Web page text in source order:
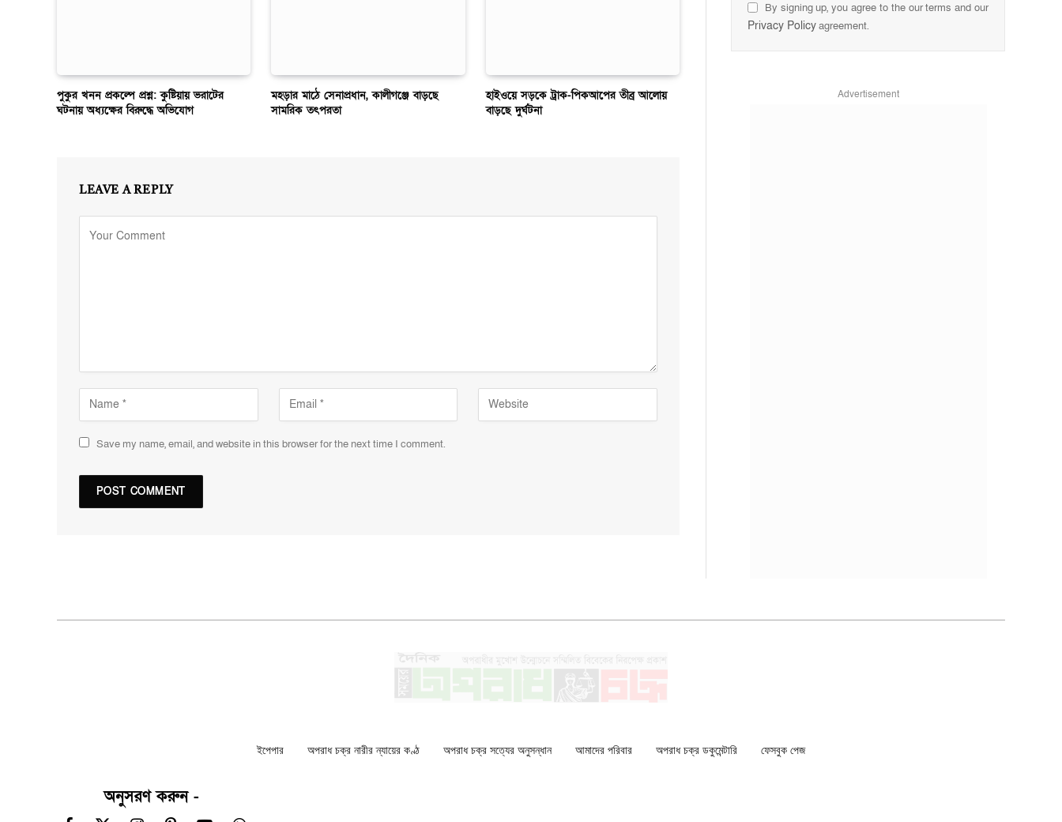
পুকুর খনন প্রকল্পে প্রশ্ন: কুষ্টিয়ায় ভরাটের
ঘটনায় অধ্যক্ষের বিরুদ্ধে অভিযোগ
মহড়ার মাঠে সেনাপ্রধান, কালীগঞ্জে বাড়ছে
সামরিক তৎপরতা
হাইওয়ে সড়কে ট্রাক-পিকআপের তীব্র আলোয়
বাড়ছে দুর্ঘটনা
LEAVE A REPLY
Save my name, email, and website in this browser for the next time I comment.
By signing up, you agree to the our terms and our
Privacy Policyagreement.
Advertisement
ইপেপার অপরাধ চক্র নারীর ন্যায়ের কণ্ঠ অপরাধ চক্র সত্যের অনুসন্ধান আমাদের পরিবার অপরাধ চক্র ডকুমেন্টারি ফেসবুক পেজ
অনুসরণ করুন -